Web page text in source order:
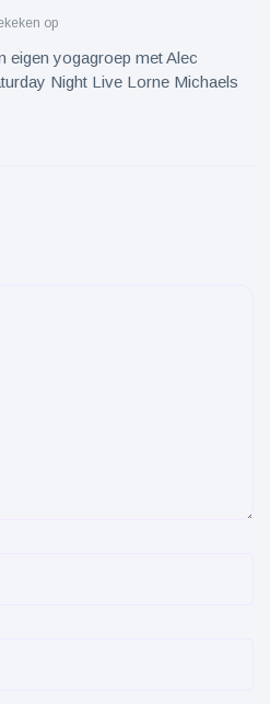
op
eigen yogagroep met Alec
Night Live Lorne Michaels